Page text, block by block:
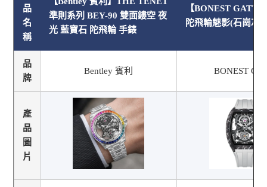
品
名
稱
準則系列 BEY-90 雙面鏤空 夜
光 藍寶石 陀飛輪 手錶
【BONEST GATTI
陀飛輪魅影(石崗灰)
品
牌
Bentley 賓利 BONEST
產
品
圖
片